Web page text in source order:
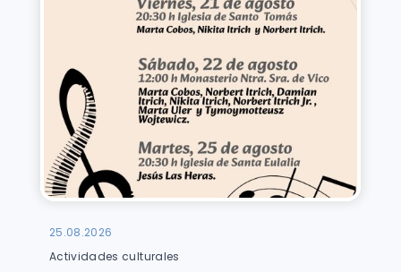
25.08.2026
Actividades culturales